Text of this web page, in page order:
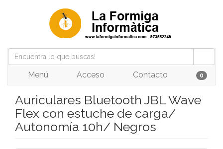
Menú Acceso Contacto 0
Auriculares Bluetooth JBL Wave
Flex con estuche de carga/
Autonomía 10h/ Negros